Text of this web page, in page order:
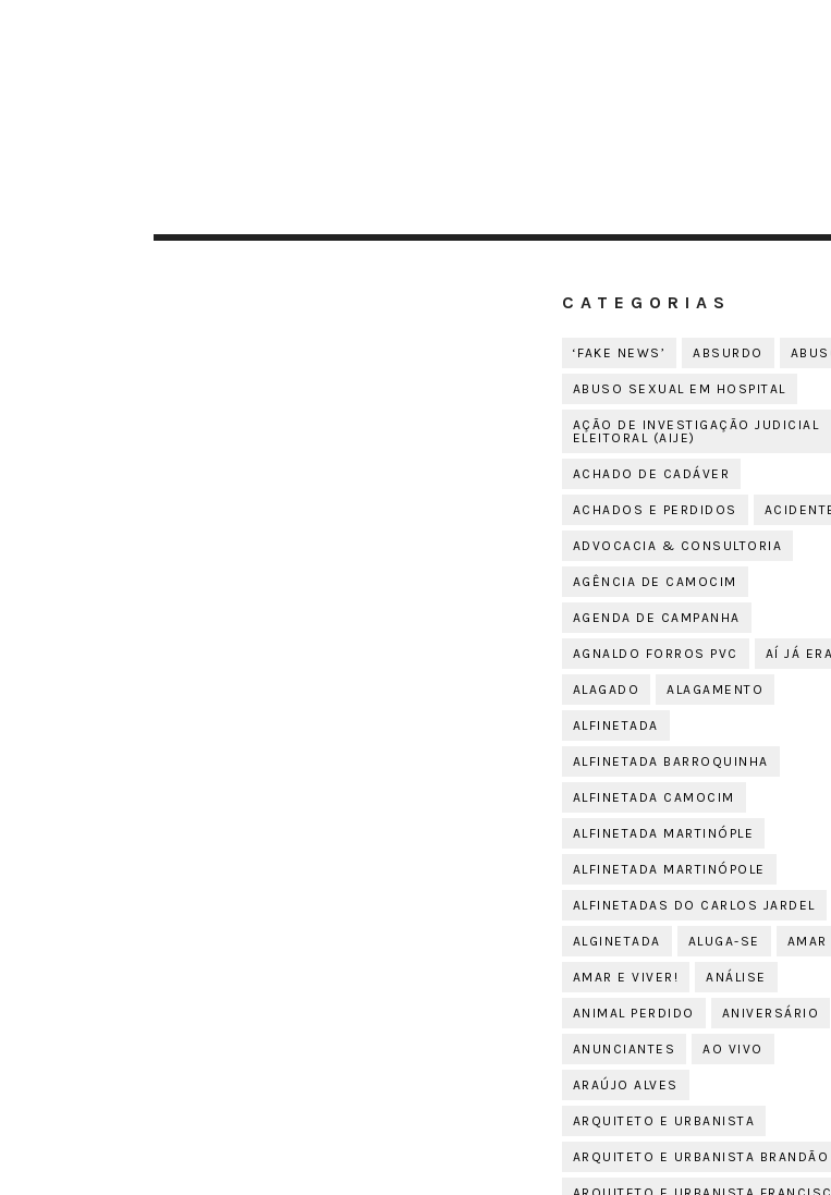
CATEGORIAS
‘FAKE NEWS’ ABSURDO
ABUSO SEXUAL EM HOSPITAL
AÇÃO DE INVESTIGAÇÃO JUDICIAL
ELEITORAL (AIJE)
ACHADO DE CADÁVER
ACHADOS E PERDIDOS
ADVOCACIA & CONSULTORIA
AGÊNCIA DE CAMOCIM
AGENDA DE CAMPANHA
AGNALDO FORROS PVC AÍ JÁ
ALAGADO ALAGAMENTO
ALFINETADA
ALFINETADA BARROQUINHA
ALFINETADA CAMOCIM
ALFINETADA MARTINÓPLE
ALFINETADA MARTINÓPOLE
ALFINETADAS DO CARLOS JARDEL
ALGINETADA ALUGA-SE AMAR
AMAR E VIVER! ANÁLISE
ANIMAL PERDIDO ANIVERSÁRIO
ANUNCIANTES AO VIVO
ARAÚJO ALVES
ARQUITETO E URBANISTA
ARQUITETO E URBANISTA BRANDÃO